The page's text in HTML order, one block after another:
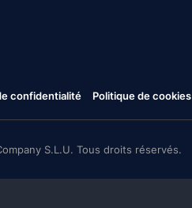
confidentialité Politique de cookies
S.L.U. Tous droits réservés.